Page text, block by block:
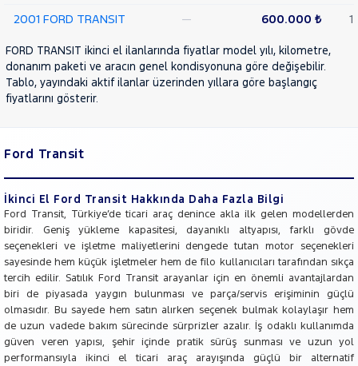
Jaecoo
KIA
LANCIA
BENZ
MINI
MITSUBISHI
MOTORSIKLET
NISSAN
OPEL
PEUGEOT
RENAULT
SEAT
SKODA
2001 FORD TRANSIT
— 600.000 ₺ 1
FORD TRANSIT ikinci el ilanlarında fiyatlar model yılı, kilometre,
donanım paketi ve aracın genel kondisyonuna göre değişebilir.
Tablo, yayındaki aktif ilanlar üzerinden yıllara göre başlangıç
fiyatlarını gösterir.
Ford Transit
İkinci El Ford Transit Hakkında Daha Fazla Bilgi
Ford Transit, Türkiye’de ticari araç denince akla ilk gelen modellerden
biridir. Geniş yükleme kapasitesi, dayanıklı altyapısı, farklı gövde
seçenekleri ve işletme maliyetlerini dengede tutan motor seçenekleri
sayesinde hem küçük işletmeler hem de filo kullanıcıları tarafından sıkça
tercih edilir. Satılık Ford Transit arayanlar için en önemli avantajlardan
biri de piyasada yaygın bulunması ve parça/servis erişiminin güçlü
olmasıdır. Bu sayede hem satın alırken seçenek bulmak kolaylaşır hem
de uzun vadede bakım sürecinde sürprizler azalır. İş odaklı kullanımda
güven veren yapısı, şehir içinde pratik sürüş sunması ve uzun yol
performansıyla ikinci el ticari araç arayışında güçlü bir alternatif